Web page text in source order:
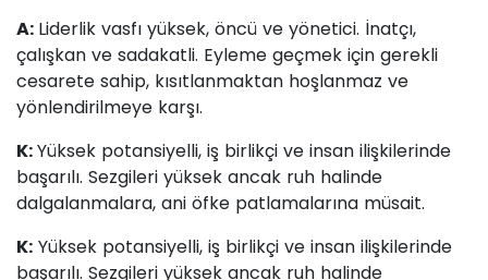
A: Liderlik vasfı yüksek, öncü ve yönetici. İnatçı,
çalışkan ve sadakatli. Eyleme geçmek için gerekli
cesarete sahip, kısıtlanmaktan hoşlanmaz ve
yönlendirilmeye karşı.
K:Yüksek potansiyelli, iş birlikçi ve insan ilişkilerinde
başarılı. Sezgileri yüksek ancak ruh halinde
dalgalanmalara, ani öfke patlamalarına müsait.
K: Yüksek potansiyelli, iş birlikçi ve insan ilişkilerinde
başarılı. Sezgileri yüksek ancak ruh halinde